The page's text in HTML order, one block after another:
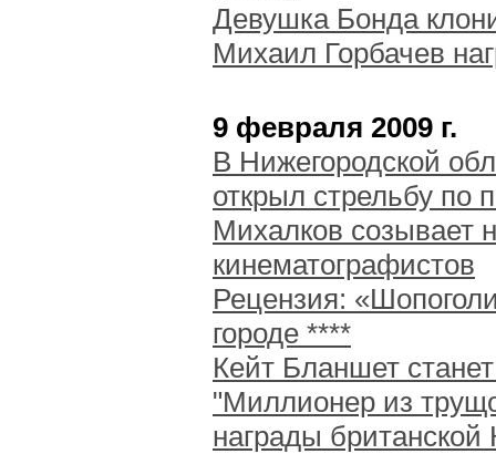
Девушка Бонда
Михаил Горбачев
9 февраля 2009 г.
В Нижегородской
открыл стрельбу по
Михалков созывает
кинематографистов
Рецензия:
городе ****
Кейт Бланшет
"Миллионер из
награды